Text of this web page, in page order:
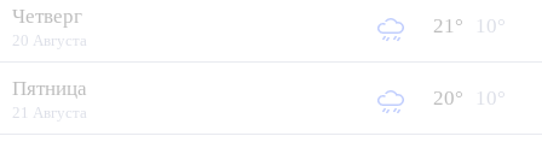
Четверг
20 Августа
21° 10°
Пятница
21 Августа
20° 10°